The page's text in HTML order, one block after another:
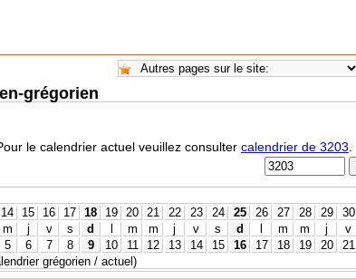
grégorien
le calendrier actuel veuillez consulter calendrier de 3203
14 15 16 17 18 19 20 21 22 23 24 25 26 27 28 29 30
m j v s d l m m j v s d l m m j v
5 6 7 8 9 10 11 12 13 14 15 16 17 18 19 20 21
grégorien / actuel)